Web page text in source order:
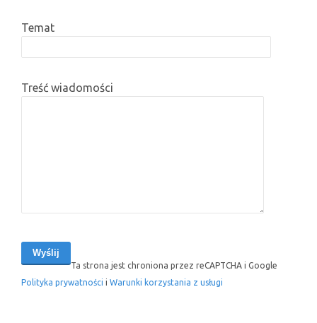
Temat
Treść wiadomości
Ta strona jest chroniona przez reCAPTCHA i Google
Polityka prywatności i Warunki korzystania z usługi